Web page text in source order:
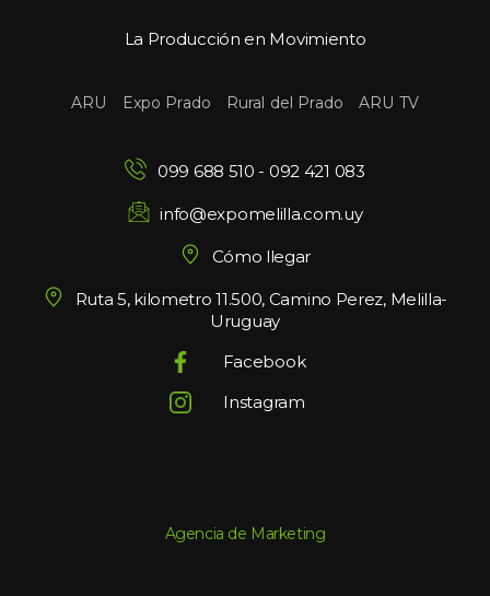
La Producción en Movimiento
ARU Expo Prado Rural del Prado ARU TV
099 688 510 - 092 421 083
info@expomelilla.com.uy
Cómo llegar
Ruta 5, kilometro 11.500, Camino Perez, Melilla-
Uruguay
Facebook
Instagram
Agencia de Marketing